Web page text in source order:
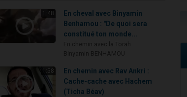
1:48
En cheval avec Binyamin
Benhamou : "De quoi sera
constitué ton monde...
1:58
En chemin avec Rav Ankri :
Cache-cache avec Hachem
(Ticha Béav)